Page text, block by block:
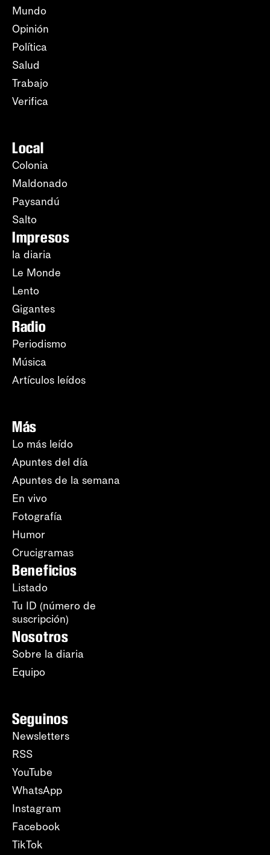
Mundo
Opinión
Política
Salud
Trabajo
Verifica
Local
Colonia
Maldonado
Paysandú
Salto
Impresos
la diaria
Le Monde
Lento
Gigantes
Radio
Periodismo
Música
Artículos leídos
Más
Lo más leído
Apuntes del día
Apuntes de la semana
En vivo
Fotografía
Humor
Crucigramas
Beneficios
Listado
Tu ID (número de
suscripción)
Nosotros
Sobre la diaria
Equipo
Seguinos
Newsletters
RSS
YouTube
WhatsApp
Instagram
Facebook
TikTok